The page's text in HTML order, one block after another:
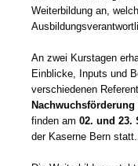
Weiterbildung an,
An zwei Kurstagen
Einblicke, Inputs und
verschiedenen
finden am 02. und 23.
der Kaserne Bern statt.